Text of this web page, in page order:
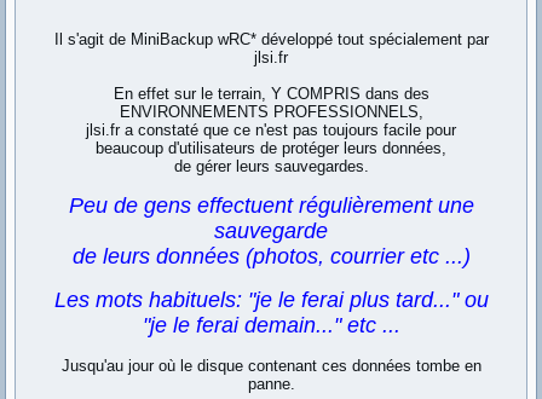
Il s'agit de MiniBackup wRC* développé tout spécialement par
jlsi.fr
En effet sur le terrain, Y COMPRIS dans des
ENVIRONNEMENTS PROFESSIONNELS,
jlsi.fr a constaté que ce n'est pas toujours facile pour
beaucoup d'utilisateurs de protéger leurs données,
de gérer leurs sauvegardes.
Peu de gens effectuent régulièrement une
sauvegarde
de leurs données (photos, courrier etc ...)
Les mots habituels: "je le ferai plus tard..." ou
"je le ferai demain..." etc ...
Jusqu'au jour où le disque contenant ces données tombe en
panne.